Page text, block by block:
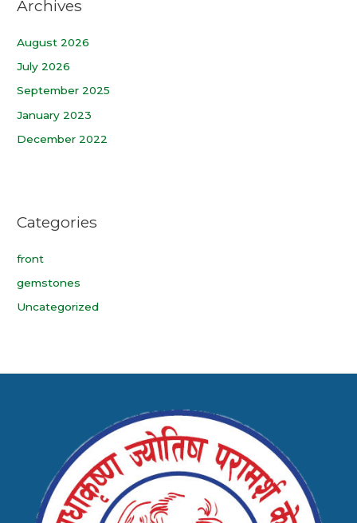
Archives
August 2026
July 2026
September 2025
January 2023
December 2022
Categories
front
gemstones
Uncategorized